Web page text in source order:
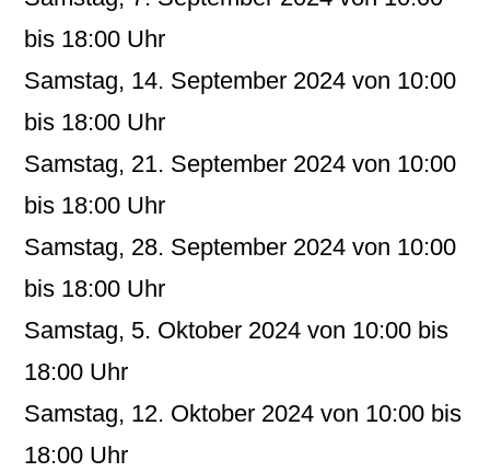
bis 18:00 Uhr
Samstag, 14. September 2024 von 10:00
bis 18:00 Uhr
Samstag, 21. September 2024 von 10:00
bis 18:00 Uhr
Samstag, 28. September 2024 von 10:00
bis 18:00 Uhr
Samstag, 5. Oktober 2024 von 10:00 bis
18:00 Uhr
Samstag, 12. Oktober 2024 von 10:00 bis
18:00 Uhr